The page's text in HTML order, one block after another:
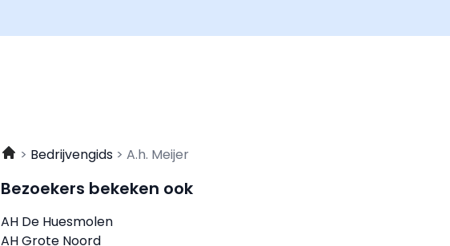
Bedrijvengids A.h. Meijer
Bezoekers bekeken ook
AH De Huesmolen
AH Grote Noord